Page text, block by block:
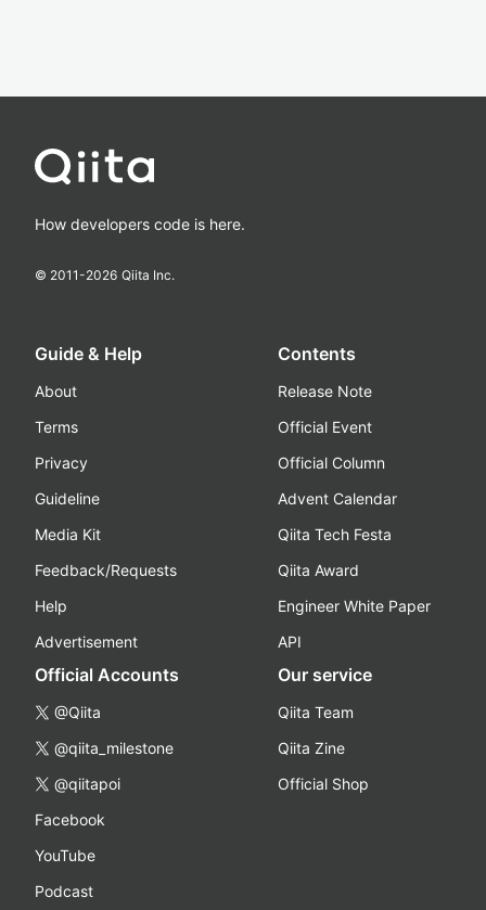
How developers code is here.
© 2011-2026 Qiita Inc.
Guide & Help
About
Terms
Privacy
Guideline
Media Kit
Feedback/Requests
Help
Advertisement
Contents
Release Note
Official Event
Official Column
Advent Calendar
Qiita Tech Festa
Qiita Award
Engineer White Paper
API
Official Accounts
@Qiita
@qiita_milestone
@qiitapoi
Facebook
YouTube
Podcast
Our service
Qiita Team
Qiita Zine
Official Shop